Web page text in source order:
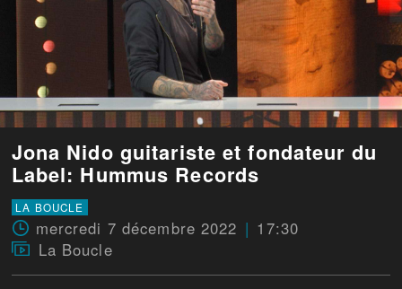
Jona Nido guitariste et fondateur du
Label: Hummus Records
LA BOUCLE
mercredi 7 décembre 2022
17:30
La Boucle